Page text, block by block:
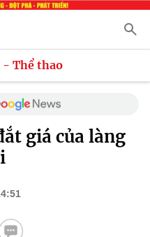
- Thể thao
giá của làng